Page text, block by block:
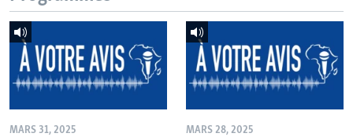
MARS 31, 2025 MARS 28, 2025